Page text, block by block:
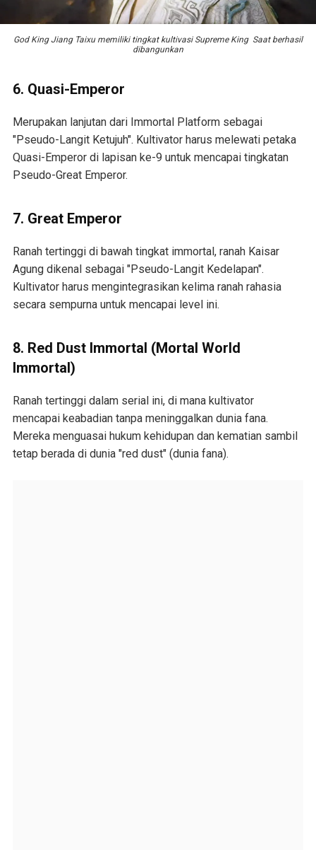
God King Jiang Taixu memiliki tingkat kultivasi Supreme King Saat berhasil
dibangunkan
6. Quasi-Emperor
Merupakan lanjutan dari Immortal Platform sebagai
"Pseudo-Langit Ketujuh". Kultivator harus melewati petaka
Quasi-Emperor di lapisan ke-9 untuk mencapai tingkatan
Pseudo-Great Emperor.
7. Great Emperor
Ranah tertinggi di bawah tingkat immortal, ranah Kaisar
Agung dikenal sebagai "Pseudo-Langit Kedelapan".
Kultivator harus mengintegrasikan kelima ranah rahasia
secara sempurna untuk mencapai level ini.
8. Red Dust Immortal (Mortal World
Immortal)
Ranah tertinggi dalam serial ini, di mana kultivator
mencapai keabadian tanpa meninggalkan dunia fana.
Mereka menguasai hukum kehidupan dan kematian sambil
tetap berada di dunia "red dust" (dunia fana).